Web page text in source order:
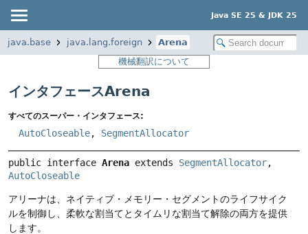
Java SE 25 & JDK 25
java.base java.lang.foreign
Arena
機械翻訳について
インタフェースArena
すべてのスーパー・インタフェース:
AutoCloseable, SegmentAllocator
public interface Arena extends SegmentAllocator
AutoCloseable
アリーナは、ネイティブ・メモリー・セグメントのライフサイク
ルを制御し、柔軟な割当てとタイムリな割当て解除の両方を提供
します。